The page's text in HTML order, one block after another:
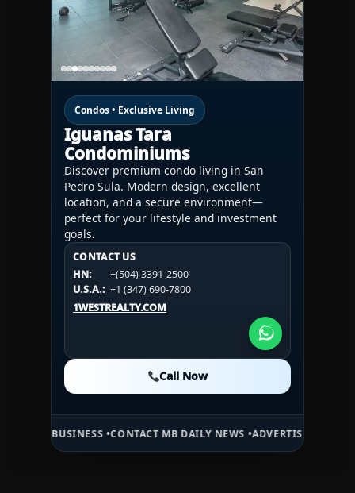
Condos • Exclusive Living
Iguanas Tara
Condominiums
Discover premium condo living in San
Pedro Sula. Modern design, excellent
location, and a secure environment—
perfect for your lifestyle and investment
goals.
CONTACT US
HN:
+(504) 3391-2500
U.S.A.: +1 (347) 690-7800
1WESTREALTY.COM
Call Now
CONTACT US
HN:
+(504) 3391-2500
U.S.A.:
+1 (984) 246-2100
1WESTREALTY.COM
CONTACT US
HN:
+(504) 3391-2500
U.S.A.: +1 (984) 246-2100
1WESTREALTY.COM
Call Now
•CONTACT MB DAILY NEWS •ADVERTISE HERE •PREMIUM